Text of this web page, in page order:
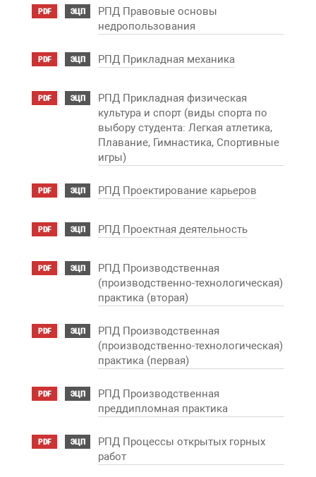
PDF ЭЦП
РПД Правовые основы
недропользования
PDF ЭЦП РПД Прикладная механика
PDF ЭЦП
РПД Прикладная физическая
культура и спорт (виды спорта по
выбору студента: Легкая атлетика,
Плавание, Гимнастика, Спортивные
игры)
PDF ЭЦП РПД Проектирование карьеров
PDF ЭЦП РПД Проектная деятельность
PDF ЭЦП
РПД Производственная
(производственно-технологическая)
практика (вторая)
PDF ЭЦП
РПД Производственная
(производственно-технологическая)
практика (первая)
PDF ЭЦП
РПД Производственная
преддипломная практика
PDF ЭЦП
РПД Процессы открытых горных
работ